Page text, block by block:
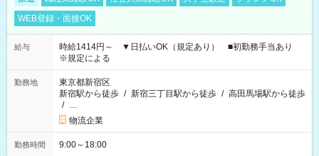
WEB登録・面接OK
給与
時給1414円～ ▼日払いOK（規定あり） ■初勤務手当あり
※規定による
勤務地
東京都新宿区
新宿駅から徒歩 / 新宿三丁目駅から徒歩 / 高田馬場駅から徒歩
/ …
物流企業
勤務時間 9:00～18:00